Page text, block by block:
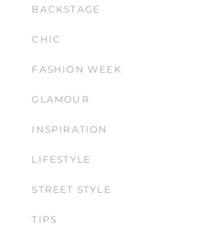
BACKSTAGE
CHIC
FASHION WEEK
GLAMOUR
INSPIRATION
LIFESTYLE
STREET STYLE
TIPS